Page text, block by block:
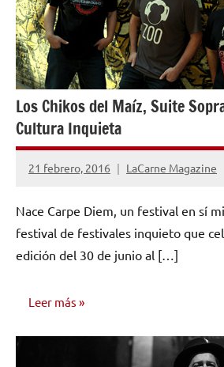
Los Chikos del Maíz, Suite
Cultura Inquieta
21 febrero, 2016 LaCarne Magazine
1
Nace Carpe Diem, un festival en sí
festival de festivales inquieto que
edición del 30 de junio al […]
Leer más